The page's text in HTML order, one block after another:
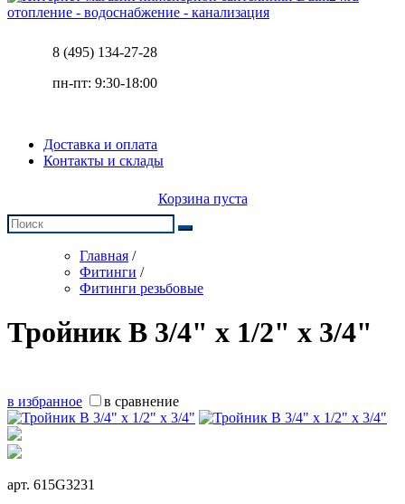
отопление - водоснабжение - канализация
8 (495) 134-27-28
пн-пт: 9:30-18:00
Доставка и оплата
Контакты и склады
Корзина пуста
Главная /
Фитинги /
Фитинги резьбовые
Тройник В 3/4" х 1/2" х 3/4"
в избранное в сравнение
арт. 615G3231